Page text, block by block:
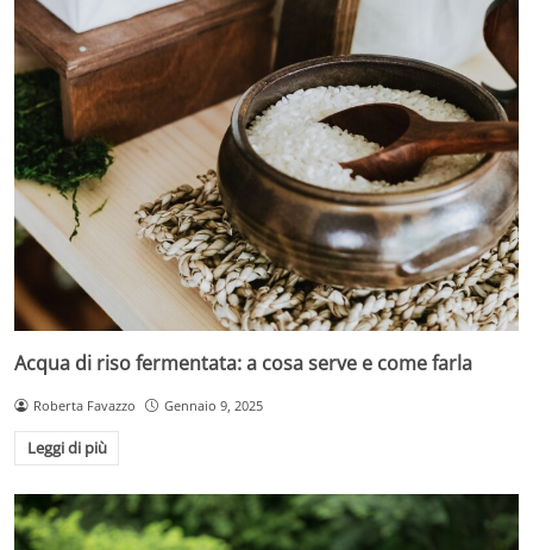
Acqua di riso fermentata: a cosa serve e come farla
Roberta Favazzo Gennaio 9, 2025
Leggi di più